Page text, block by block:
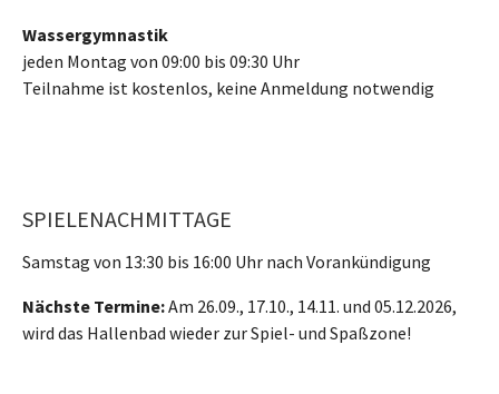
Wassergymnastik
jeden Montag von 09:00 bis 09:30 Uhr
Teilnahme ist kostenlos, keine Anmeldung notwendig
SPIELENACHMITTAGE
Samstag von 13:30 bis 16:00 Uhr nach Vorankündigung
Nächste Termine:Am 26.09., 17.10., 14.11. und 05.12.2026,
wird das Hallenbad wieder zur Spiel- und Spaßzone!